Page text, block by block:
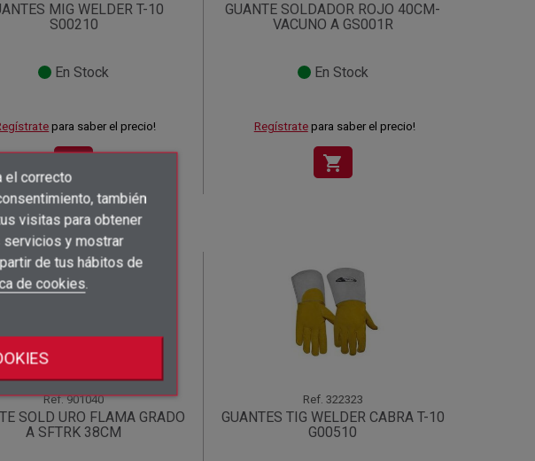
×
×
deseos
× ×
su lista de deseos.
×
))
×
el correcto
también
visitas para obtener
servicios y mostrar
de tus hábitos de
de cookies.
MIG WELDER T-10
S00210
En Stock
para saber el precio!
GUANTE SOLDADOR ROJO 40CM-
VACUNO A GS001R
En Stock
Regístratepara saber el precio!
shopping_cart
Ref.901040
SOLD URO FLAMA GRADO
A SFTRK 38CM
Ref. 322323
GUANTES TIG WELDER CABRA T-10
G00510